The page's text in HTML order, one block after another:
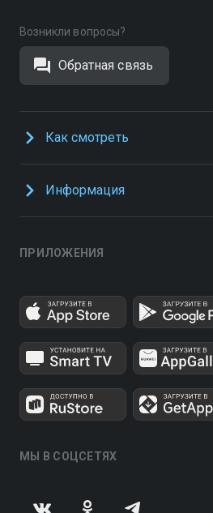
Возникли вопросы?
Обратная связь
Как смотреть
Информация
ПРИЛОЖЕНИЯ
МЫ В СОЦСЕТЯХ